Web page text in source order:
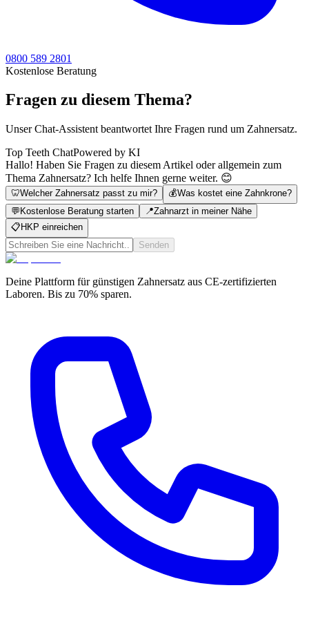
0800 589 2801
Kostenlose Beratung
Fragen zu diesem Thema?
Unser Chat-Assistent beantwortet Ihre Fragen rund um Zahnersatz.
Top Teeth ChatPowered by KI
Hallo! Haben Sie Fragen zu diesem Artikel oder allgemein zum
Thema Zahnersatz? Ich helfe Ihnen gerne weiter. 😊
🦷Welcher Zahnersatz passt zu mir? 💰Was kostet eine Zahnkrone?
💬 Kostenlose Beratung starten 📍Zahnarzt in meiner Nähe
📋 HKP einreichen
Senden
Deine Plattform für günstigen Zahnersatz aus CE-zertifizierten
Laboren. Bis zu 70% sparen.